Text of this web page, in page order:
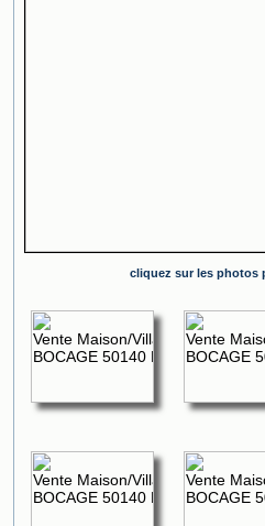
cliquez sur les photos